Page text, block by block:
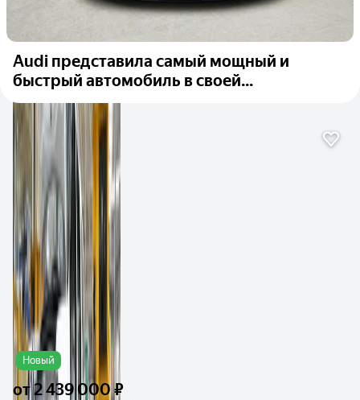
Audi представила самый мощный и
быстрый автомобиль в своей...
Новый
от2 439 000 ₽